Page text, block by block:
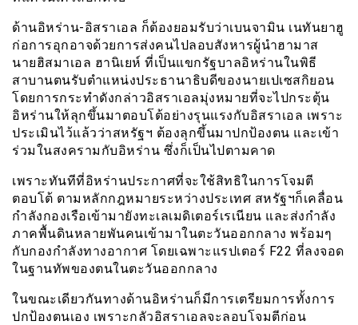
ด้านอิหร่าน-อิสราเอล ก็ต้องยอมรับว่าเบนจามิน เนทันยาฮู
ก่อการอุกอาจด้วยการส่งคนไปลอบสังหารผู้นำฮามาส
นายฮิสมาเอล ฮานิเยห์ ที่เป็นแขกรัฐบาลอิหร่านในพิธี
สาบานตนรับตำแหน่งประธานาธิบดีของนายเปเซสกิยอน
โดยการกระทำดังกล่าวอิสราเอลมุ่งหมายที่จะไปกระตุ้น
อิหร่านให้ลุกขึ้นมาตอบโต้อย่างรุนแรงกับอิสราเอล เพราะ
ประเมินไว้แล้วว่าสหรัฐฯ ต้องลุกขึ้นมาปกป้องตน และเข้า
ร่วมในสงครามกับอิหร่าน ซึ่งก็เป็นไปตามคาด
เพราะทันทีที่อิหร่านประกาศที่จะใช้สิทธิในการโจมตี
ตอบโต้ ตามหลักกฎหมายระหว่างประเทศ สหรัฐฯก็เคลื่อน
กำลังกองเรือเข้ามายังทะเลเมดิเตอร์เรเนียน และส่งกำลัง
ภาคพื้นดินหลายพันคนเข้ามาในตะวันออกกลาง พร้อมๆ
กับกองกำลังทางอากาศ โดยเฉพาะแรปเตอร์ F22 ที่ลงจอด
ในฐานทัพของตนในตะวันออกกลาง
ในขณะเดียวกันทางด้านอิหร่านก็มีการเตรียมการทั้งการ
ปกป้องตนเอง เพราะกลัวอิสราเอลจะลอบโจมตีก่อน